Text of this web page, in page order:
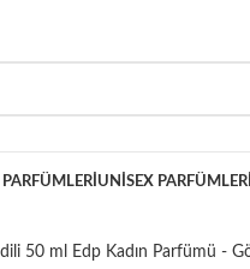
UNISEX PARFÜMLERI